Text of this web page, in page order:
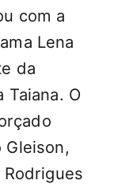
com a
Lena
da
Taiana. O
Gleison,